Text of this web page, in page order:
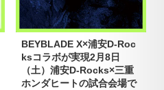
BEYBLADE X×浦安D-Roc
ksコラボが実現2月8日
（土）浦安D-Rocks×三重
ホンダヒートの試合会場で